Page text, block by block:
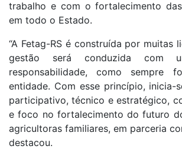
trabalho e com o fortalecimento
em todo o Estado.
“A Fetag-RS é construída por muitas
gestão será conduzida com
responsabilidade, como sempre
entidade. Com esse princípio, inicia-
participativo, técnico e estratégico,
e foco no fortalecimento do futuro
agricultoras familiares, em parceria
destacou.